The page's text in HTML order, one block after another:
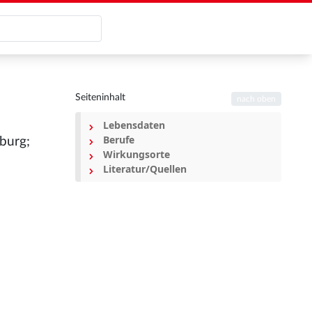
Seiteninhalt
Lebensdaten
Berufe
Wirkungsorte
Literatur/Quellen